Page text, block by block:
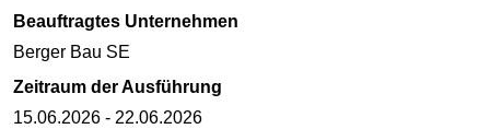
Beauftragtes Unternehmen
Berger Bau SE
Zeitraum der Ausführung
15.06.2026 - 22.06.2026